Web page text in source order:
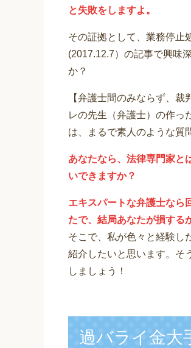
と失敗をしますよ。
その証拠として、業務停止
(2017.12.7）の記事で興味
か？
【弁護士間のみならず、
レの先生（弁護士）の作っ
は、まるで素人のような質
あなたなら、法律専門家と
いできますか？
エキスパートな弁護士なら
たで、結局あなたが損する
そこで、私が色々と経験し
紹介したいと思います。そ
しましょう！
過バライ金大